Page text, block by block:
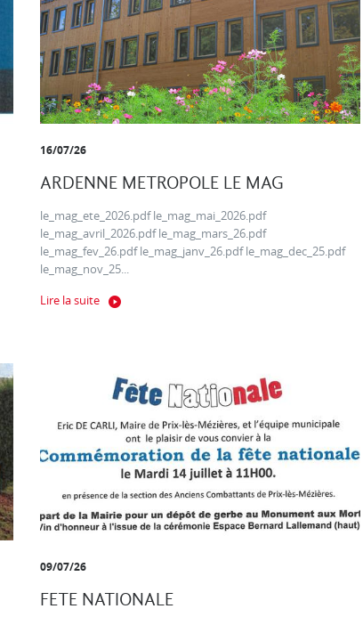
16/07/26
ARDENNE METROPOLE LE MAG
le_mag_ete_2026.pdf le_mag_mai_2026.pdf
le_mag_avril_2026.pdf le_mag_mars_26.pdf
le_mag_fev_26.pdf le_mag_janv_26.pdf le_mag_dec_25.pdf
le_mag_nov_25...
Lire la suite
09/07/26
FETE NATIONALE